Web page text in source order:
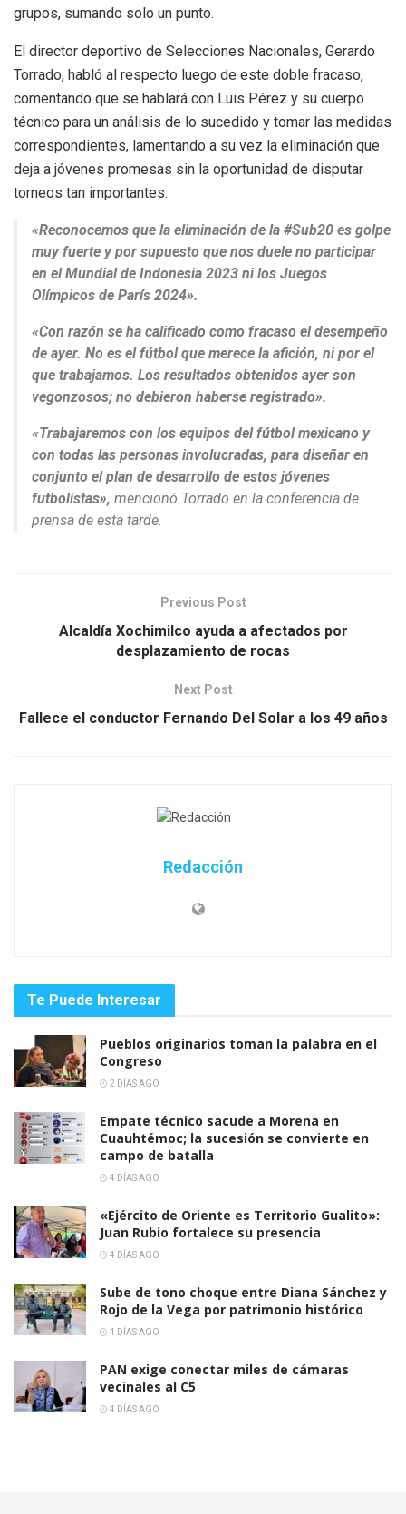
grupos, sumando solo un punto.
El director deportivo de Selecciones Nacionales, Gerardo
Torrado, habló al respecto luego de este doble fracaso,
comentando que se hablará con Luis Pérez y su cuerpo
técnico para un análisis de lo sucedido y tomar las medidas
correspondientes, lamentando a su vez la eliminación que
deja a jóvenes promesas sin la oportunidad de disputar
torneos tan importantes.
«Reconocemos que la eliminación de la #Sub20 es golpe
muy fuerte y por supuesto que nos duele no participar
en el Mundial de Indonesia 2023 ni los Juegos
Olímpicos de París 2024».
«Con razón se ha calificado como fracaso el desempeño
de ayer. No es el fútbol que merece la afición, ni por el
que trabajamos. Los resultados obtenidos ayer son
vegonzosos; no debieron haberse registrado».
«Trabajaremos con los equipos del fútbol mexicano y
con todas las personas involucradas, para diseñar en
conjunto el plan de desarrollo de estos jóvenes
futbolistas», mencionó Torrado en la conferencia de
prensa de esta tarde.
Previous Post
Alcaldía Xochimilco ayuda a afectados por
desplazamiento de rocas
Next Post
Fallece el conductor Fernando Del Solar a los 49 años
Redacción
Te Puede Interesar
Pueblos originarios toman la palabra en el
Congreso
2 DÍAS AGO
Empate técnico sacude a Morena en
Cuauhtémoc; la sucesión se convierte en
campo de batalla
4 DÍAS AGO
«Ejército de Oriente es Territorio Gualito»:
Juan Rubio fortalece su presencia
4 DÍAS AGO
Sube de tono choque entre Diana Sánchez y
Rojo de la Vega por patrimonio histórico
4 DÍAS AGO
PAN exige conectar miles de cámaras
vecinales al C5
4 DÍAS AGO